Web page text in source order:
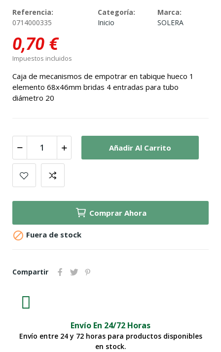
Referencia:
0714000335
Categoría:
Inicio
Marca:
SOLERA
0,70 €
Impuestos incluidos
Caja de mecanismos de empotrar en tabique hueco 1
elemento 68x46mm bridas 4 entradas para tubo
diámetro 20
Añadir Al Carrito
Comprar Ahora
 Fuera de stock
Compartir
Envío En 24/72 Horas
Envío entre 24 y 72 horas para productos disponibles
en stock.